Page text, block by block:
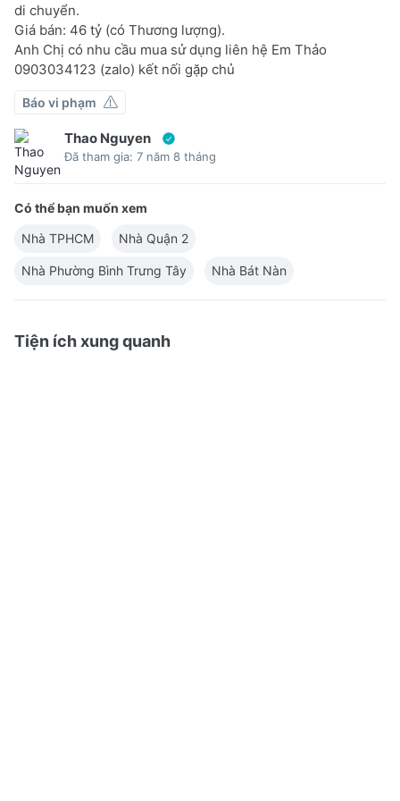
di chuyển.
​Giá bán: 46 tỷ (có Thương lượng).
Anh Chị có nhu cầu mua sử dụng liên hệ Em Thảo
0903034123 (zalo) kết nối gặp chủ
Báo vi phạm
Thao Nguyen
Đã tham gia: 7 năm 8 tháng
Có thể bạn muốn xem
Nhà TPHCM
Nhà Quận 2
Nhà Phường Bình Trưng Tây Nhà Bát Nàn
Tiện ích xung quanh